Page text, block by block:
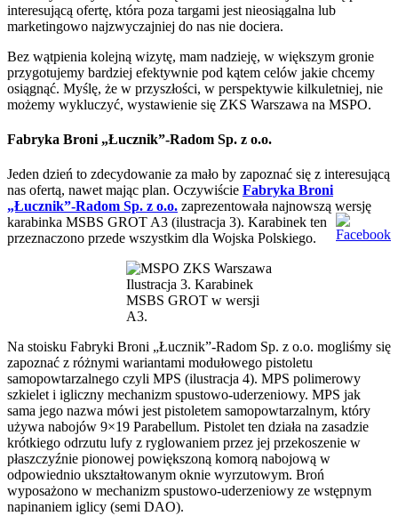
interesującą ofertę, która poza targami jest nieosiągalna lub
marketingowo najzwyczajniej do nas nie dociera.
Bez wątpienia kolejną wizytę, mam nadzieję, w większym gronie
przygotujemy bardziej efektywnie pod kątem celów jakie chcemy
osiągnąć. Myślę, że w przyszłości, w perspektywie kilkuletniej, nie
możemy wykluczyć, wystawienie się ZKS Warszawa na MSPO.
Fabryka Broni „Łucznik”-Radom Sp. z o.o.
Jeden dzień to zdecydowanie za mało by zapoznać się z interesującą
nas ofertą, nawet mając plan. Oczywiście Fabryka Broni
„Łucznik”-Radom Sp. z o.o. zaprezentowała najnowszą wersję
karabinka MSBS GROT A3 (ilustracja 3). Karabinek ten
przeznaczono przede wszystkim dla Wojska Polskiego.
Ilustracja 3. Karabinek
MSBS GROT w wersji
A3.
Na stoisku Fabryki Broni „Łucznik”-Radom Sp. z o.o. mogliśmy się
zapoznać z różnymi wariantami modułowego pistoletu
samopowtarzalnego czyli MPS (ilustracja 4). MPS polimerowy
szkielet i igliczny mechanizm spustowo-uderzeniowy. MPS jak
sama jego nazwa mówi jest pistoletem samopowtarzalnym, który
używa nabojów 9×19 Parabellum. Pistolet ten działa na zasadzie
krótkiego odrzutu lufy z ryglowaniem przez jej przekoszenie w
płaszczyźnie pionowej powiększoną komorą nabojową w
odpowiednio ukształtowanym oknie wyrzutowym. Broń
wyposażono w mechanizm spustowo-uderzeniowy ze wstępnym
napinaniem iglicy (semi DAO).